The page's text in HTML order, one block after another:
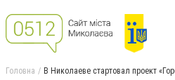
Головна В Николаеве стартовал проект